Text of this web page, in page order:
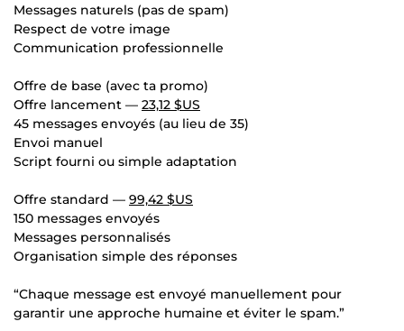
Messages naturels (pas de spam)
Respect de votre image
Communication professionnelle
Offre de base (avec ta promo)
Offre lancement — 23,12 $US
45 messages envoyés (au lieu de 35)
Envoi manuel
Script fourni ou simple adaptation
Offre standard — 99,42 $US
150 messages envoyés
Messages personnalisés
Organisation simple des réponses
“Chaque message est envoyé manuellement pour
garantir une approche humaine et éviter le spam.”